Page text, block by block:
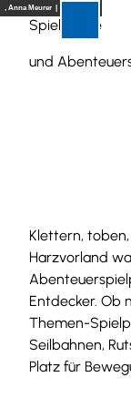
Z
SucheMenü
, Anna Meurer |
Spielplätze
und
t
t
e
w
e
Klettern,
Harzvorland
Entdecker. Ob
Themen-
Seilbahnen,
Platz für